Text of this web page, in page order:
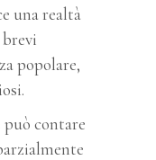
una realtà
popolare,
può contare